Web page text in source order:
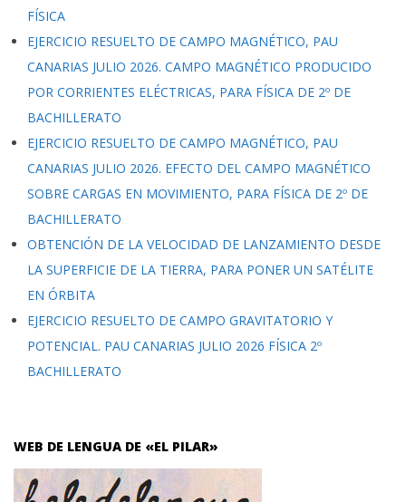
FÍSICA
EJERCICIO RESUELTO DE CAMPO MAGNÉTICO, PAU
CANARIAS JULIO 2026. CAMPO MAGNÉTICO PRODUCIDO
POR CORRIENTES ELÉCTRICAS, PARA FÍSICA DE 2º DE
BACHILLERATO
EJERCICIO RESUELTO DE CAMPO MAGNÉTICO, PAU
CANARIAS JULIO 2026. EFECTO DEL CAMPO MAGNÉTICO
SOBRE CARGAS EN MOVIMIENTO, PARA FÍSICA DE 2º DE
BACHILLERATO
OBTENCIÓN DE LA VELOCIDAD DE LANZAMIENTO DESDE
LA SUPERFICIE DE LA TIERRA, PARA PONER UN SATÉLITE
EN ÓRBITA
EJERCICIO RESUELTO DE CAMPO GRAVITATORIO Y
POTENCIAL. PAU CANARIAS JULIO 2026 FÍSICA 2º
BACHILLERATO
WEB DE LENGUA DE «EL PILAR»